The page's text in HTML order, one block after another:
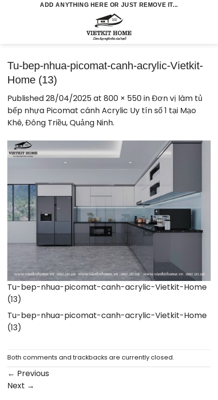
ADD ANYTHING HERE OR JUST REMOVE IT...
Tu-bep-nhua-picomat-canh-acrylic-Vietkit-
Home (13)
Published28/04/2025at 800 × 550inĐơn vị làm tủ
bếp nhựa Picomat cánh Acrylic Uy tín số 1 tại Mạo
Khê, Đông Triều, Quảng Ninh.
Tu-bep-nhua-picomat-canh-acrylic-Vietkit-Home
(13)
Tu-bep-nhua-picomat-canh-acrylic-Vietkit-Home
(13)
Both comments and trackbacks are currently closed.
← Previous
Next →